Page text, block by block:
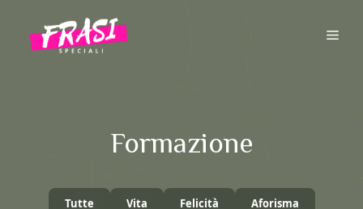
contenuto
Formazione
Tutte Vita Felicità Aforisma